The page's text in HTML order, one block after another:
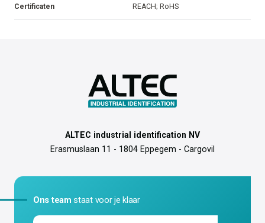
Certificaten REACH; RoHS
ALTEC industrial identification NV
Erasmuslaan 11 - 1804 Eppegem - Cargovil
Ons team staat voor je klaar